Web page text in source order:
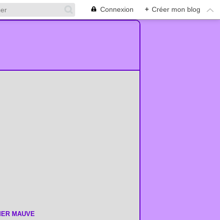
Connexion + Créer mon blog
MAUVE